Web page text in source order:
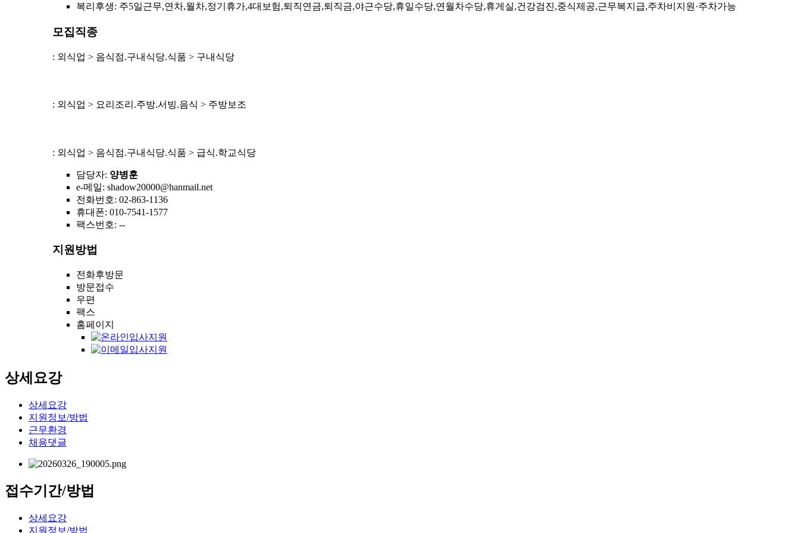
복리후생: 주5일근무,연차,월차,정기휴가,4대보험,퇴직연금,퇴직금,야근수당,휴일수당,연월차수당,휴게실,건강검진,중식제공,근무복지급,주차비지원·주차가능
모집직종
: 외식업 > 음식점.구내식당.식품 > 구내식당
: 외식업 > 요리조리.주방.서빙.음식 > 주방보조
: 외식업 > 음식점.구내식당.식품 > 급식.학교식당
담당자: 양병훈
e-메일: shadow20000@hanmail.net
전화번호: 02-863-1136
휴대폰: 010-7541-1577
팩스번호: --
지원방법
전화후방문
방문접수
우편
팩스
홈페이지
상세요강
상세요강
지원정보/방법
근무환경
채용댓글
접수기간/방법
상세요강
지원정보/방법